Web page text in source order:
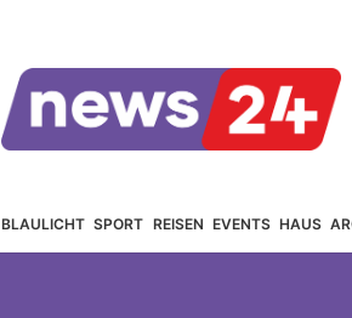
BLAULICHT SPORT REISEN EVENTS HAUS